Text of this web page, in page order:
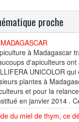
proche
à Madagascar
d'apiculteurs
UNICOLOR
plantes à
et pour la
en janvier 2014 .
du miel de thym, ce